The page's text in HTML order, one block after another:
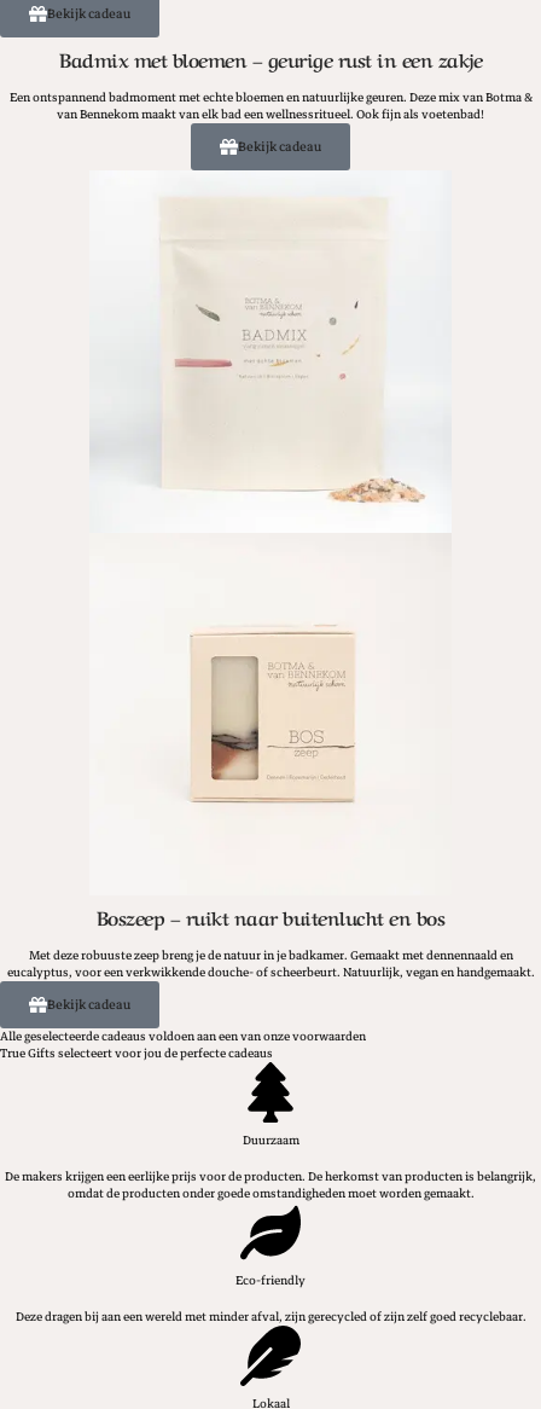
Bekijk cadeau
Badmix met bloemen – geurige rust in een zakje
Een ontspannend badmoment met echte bloemen en natuurlijke geuren. Deze mix van Botma &
van Bennekom maakt van elk bad een wellnessritueel. Ook fijn als voetenbad!
Bekijk cadeau
Boszeep – ruikt naar buitenlucht en bos
Met deze robuuste zeep breng je de natuur in je badkamer. Gemaakt met dennennaald en
eucalyptus, voor een verkwikkende douche- of scheerbeurt. Natuurlijk, vegan en handgemaakt.
Bekijk cadeau
Alle geselecteerde cadeaus voldoen aan een van onze voorwaarden
True Gifts selecteert voor jou de perfecte cadeaus
Duurzaam
De makers krijgen een eerlijke prijs voor de producten. De herkomst van producten is belangrijk,
omdat de producten onder goede omstandigheden moet worden gemaakt.
Eco-friendly
Deze dragen bij aan een wereld met minder afval, zijn gerecycled of zijn zelf goed recyclebaar.
Lokaal